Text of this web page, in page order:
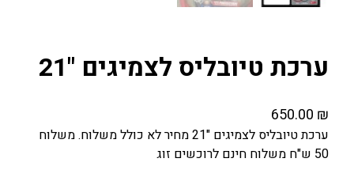
ערכת טיובליס לצמיגים "21
650.00 ₪
ערכת טיובליס לצמיגים "21 מחיר לא כולל משלוח. משלוח
50 ש"ח משלוח חינם לרוכשים זוג